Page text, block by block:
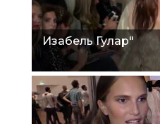
Изабель Гулар"